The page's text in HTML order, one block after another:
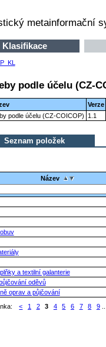
metainformační
Klasifikace
podle účelu (CZ-
Verze
podle účelu (CZ-COICOP) 1.1
Seznam položek
Název
a textilní galanterie
oděvů
oprav a půjčování
< 1 2 3 4 5 6 7 8 9